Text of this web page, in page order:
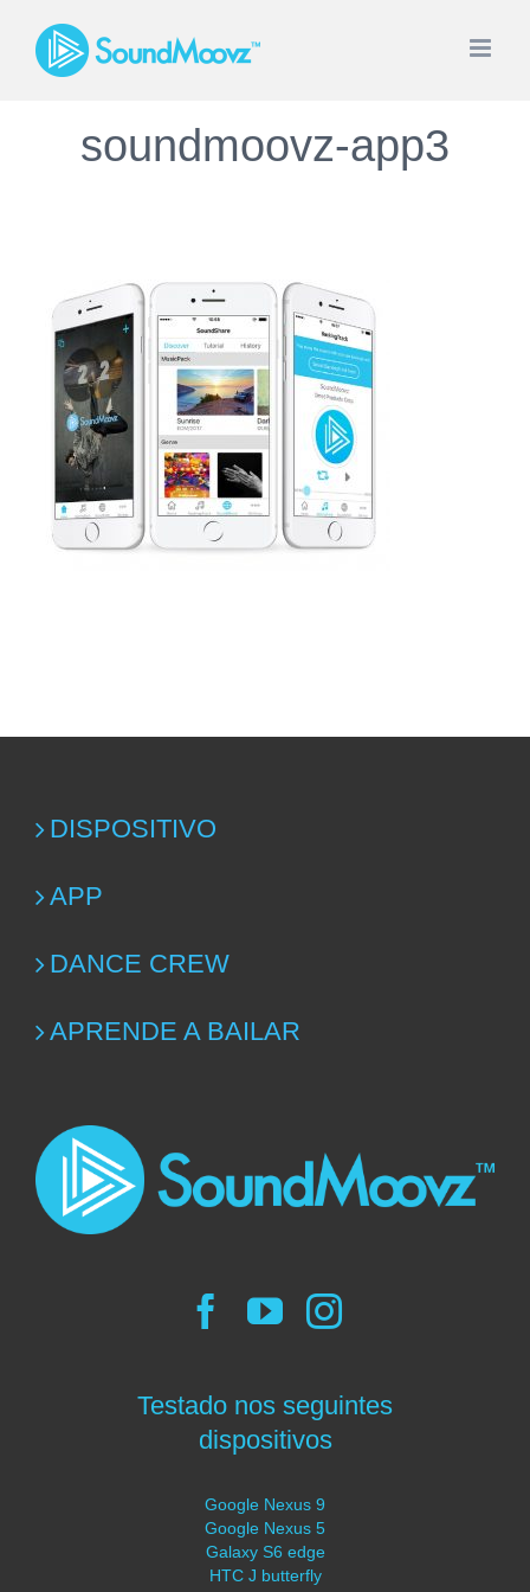
Skip
soundmoovz-app3
DISPOSITIVO
APP
DANCE CREW
APRENDE A BAILAR
Testado nos seguintes
dispositivos
Google Nexus 9
Google Nexus 5
Galaxy S6 edge
HTC J butterfly